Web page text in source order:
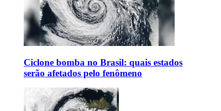
Ciclone bomba no Brasil: quais estados
serão afetados pelo fenômeno